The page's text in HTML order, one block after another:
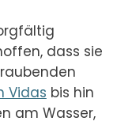
dass sie
Vidas bis hin
am Wasser,